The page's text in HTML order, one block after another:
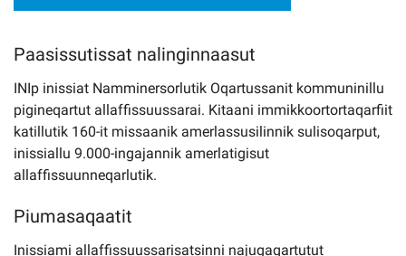
Paasissutissat nalinginnaasut
INIp inissiat Namminersorlutik Oqartussanit kommuninillu
pigineqartut allaffissuussarai. Kitaani immikkoortortaqarfiit
katillutik 160-it missaanik amerlassusilinnik sulisoqarput,
inissiallu 9.000-ingajannik amerlatigisut
allaffissuunneqarlutik.
Piumasaqaatit
Inissiami allaffissuussarisatsinni najugaqartutut